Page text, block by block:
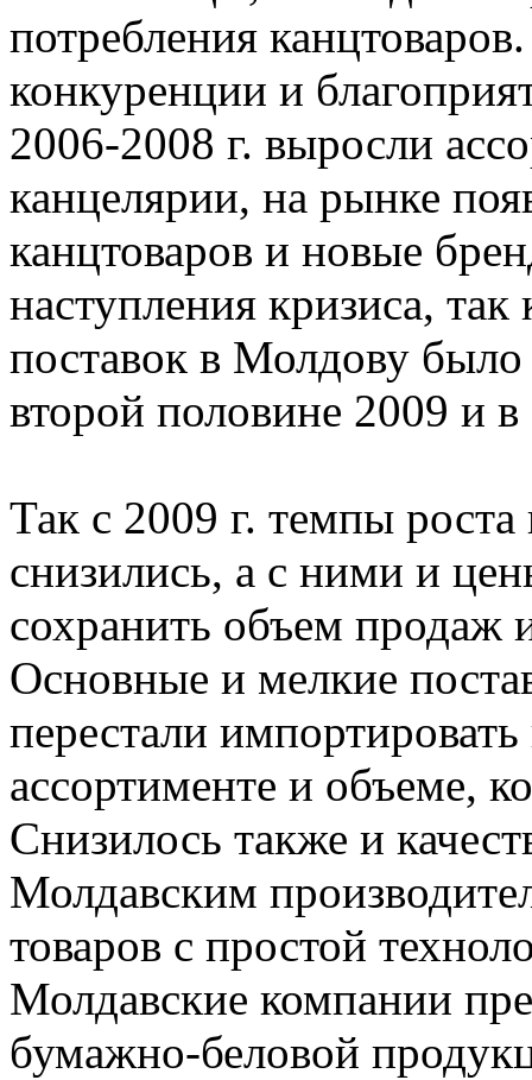
потребления
конкуренции и
2006-2008 г. выросли
канцелярии, на рынке
канцтоваров и новые
наступления кризиса,
поставок в Молдову
второй половине 2009 и в
Так с 2009 г. темпы роста
снизились, а с ними и
сохранить объем
Основные и мелкие
перестали
ассортименте и объеме,
Снизилось также и
Молдавским
товаров с простой
Молдавские компании
бумажно-беловой